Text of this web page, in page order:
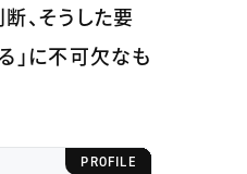
、そうした要
」に不可欠なも
PROFILE